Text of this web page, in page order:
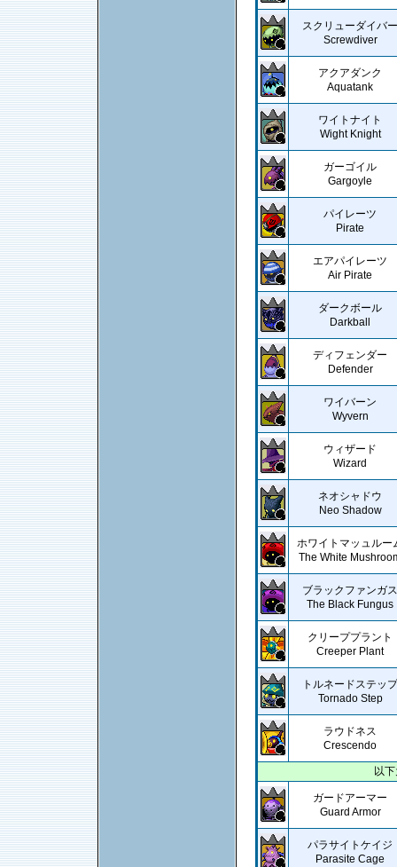
スクリューダイバー
Screwdiver
アクアダンク
Aquatank
ワイトナイト
Wight Knight
ガーゴイル
Gargoyle
パイレーツ
Pirate
エアパイレーツ
Air Pirate
ダークボール
Darkball
ディフェンダー
Defender
ワイバーン
Wyvern
ウィザード
Wizard
ネオシャドウ
Neo Shadow
ホワイトマッュルー
The White
ブラックファンガス
The Black Fungus
クリーププラント
Creeper Plant
トルネードステップ
Tornado Step
ラウドネス
Crescendo
以
ガードアーマー
Guard Armor
パラサイトケイジ
Parasite Cage